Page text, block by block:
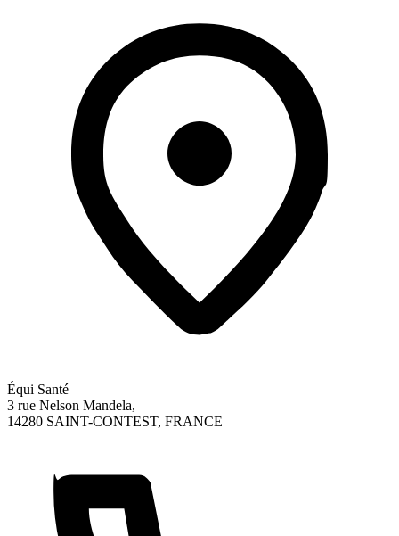
Équi Santé
3 rue Nelson Mandela,
14280 SAINT-CONTEST, FRANCE